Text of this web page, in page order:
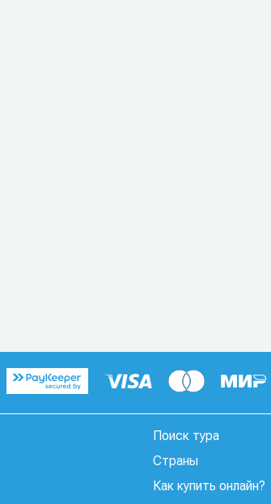
Поиск тура
Страны
Как купить онлайн?